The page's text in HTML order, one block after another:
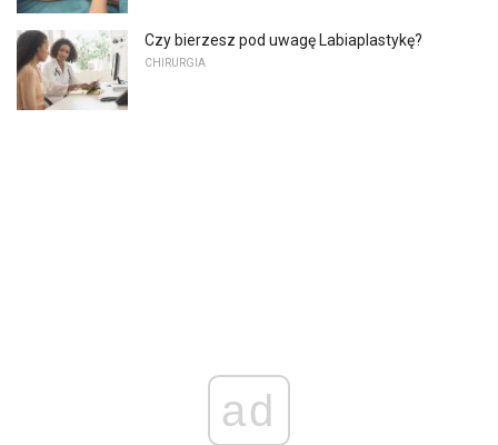
Czy bierzesz pod uwagę Labiaplastykę?
CHIRURGIA
ad